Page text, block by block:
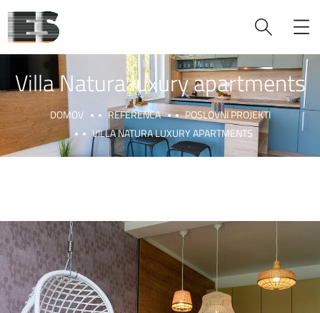
Villa Natura luxury apartments
DOMOV REFERENCA
POSLOVNI PROJEKTI
VILLA NATURA LUXURY APARTMENTS